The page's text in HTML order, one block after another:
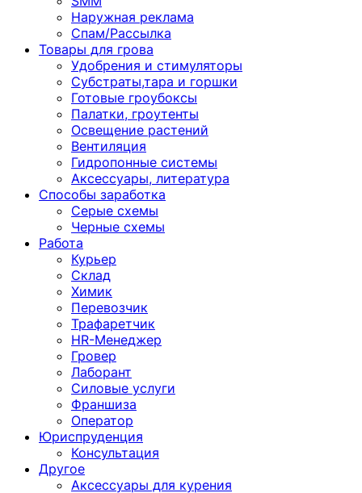
Наружная реклама
Спам/Рассылка
Товары для грова
Удобрения и стимуляторы
Субстраты,тара и горшки
Готовые гроубоксы
Палатки, гроутенты
Освещение растений
Вентиляция
Гидропонные системы
Аксессуары, литература
Способы заработка
Серые схемы
Черные схемы
Работа
Курьер
Склад
Химик
Перевозчик
Трафаретчик
HR-Менеджер
Гровер
Лаборант
Силовые услуги
Франшиза
Оператор
Юриспруденция
Консультация
Другoе
Аксессуары для курения